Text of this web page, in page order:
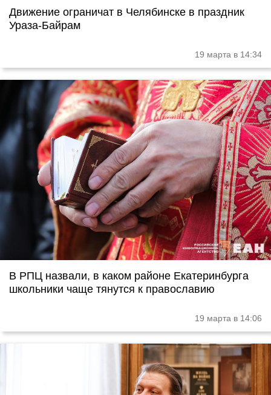
Движение ограничат в Челябинске в праздник
Ураза-Байрам
19 марта в 14:34
В РПЦ назвали, в каком районе Екатеринбурга
школьники чаще тянутся к православию
19 марта в 14:06